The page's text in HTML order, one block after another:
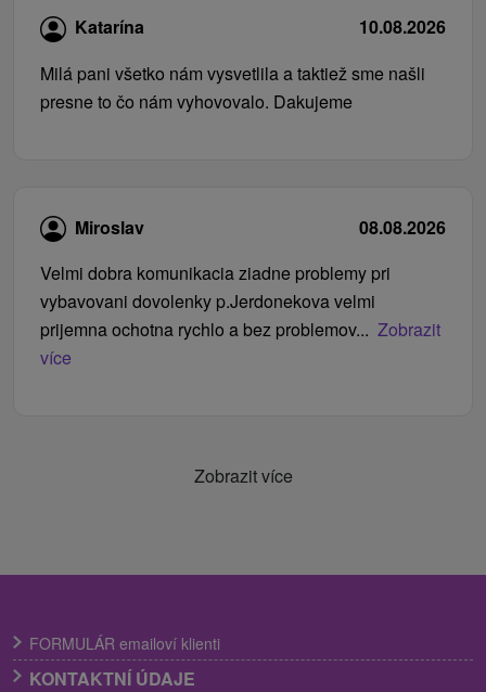
Katarína
10.08.2026
Milá pani všetko nám vysvetlila a taktiež sme našli
presne to čo nám vyhovovalo. Dakujeme
Miroslav
08.08.2026
Velmi dobra komunikacia ziadne problemy pri
vybavovani dovolenky p.Jerdonekova velmi
prijemna ochotna rychlo a bez problemov... Zobrazit
více
Zobrazit více
FORMULÁR emailoví klienti
KONTAKTNÍ ÚDAJE